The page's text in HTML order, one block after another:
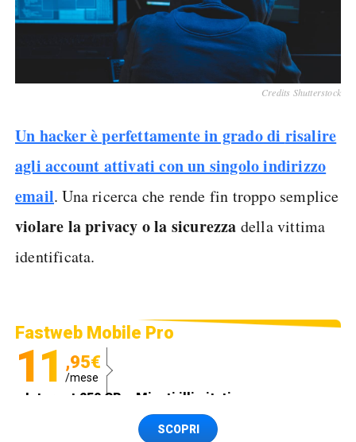
Credits Shutterstock
Un hacker è perfettamente in grado di risalire
agli account attivati con un singolo indirizzo
email. Una ricerca che rende fin troppo semplice
violare la privacy o la sicurezza della vittima
identificata.
Fastweb Mobile Pro
11 ,95€
/mese
Internet 250 GB e Minuti illimitati
Spedizione SIM GRATISSCOPRI